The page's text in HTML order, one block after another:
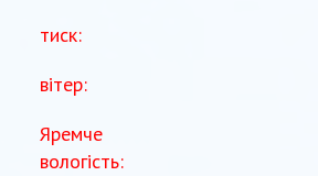
тиск:
вітер:
Яремче
вологість: